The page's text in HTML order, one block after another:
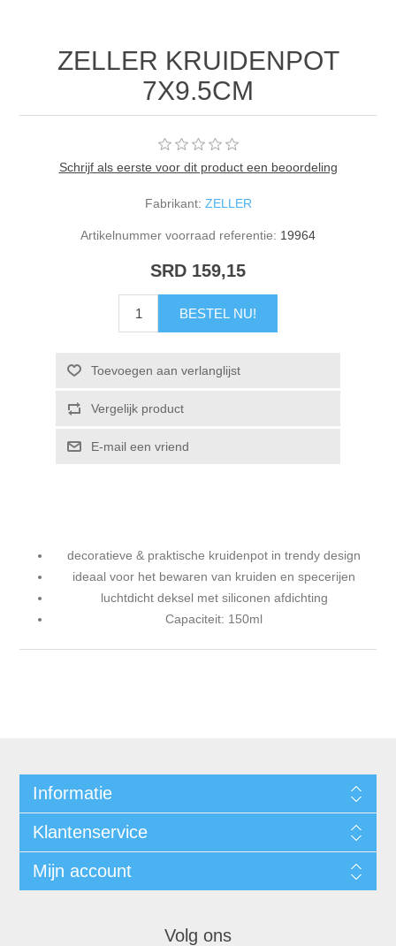
ZELLER KRUIDENPOT
7X9.5CM
Schrijf als eerste voor dit product een beoordeling
Fabrikant: ZELLER
Artikelnummer voorraad referentie: 19964
SRD 159,15
BESTEL NU!
Toevoegen aan verlanglijst
Vergelijk product
E-mail een vriend
decoratieve & praktische kruidenpot in trendy design
ideaal voor het bewaren van kruiden en specerijen
luchtdicht deksel met siliconen afdichting
Capaciteit: 150ml
Informatie
Klantenservice
Mijn account
Volg ons